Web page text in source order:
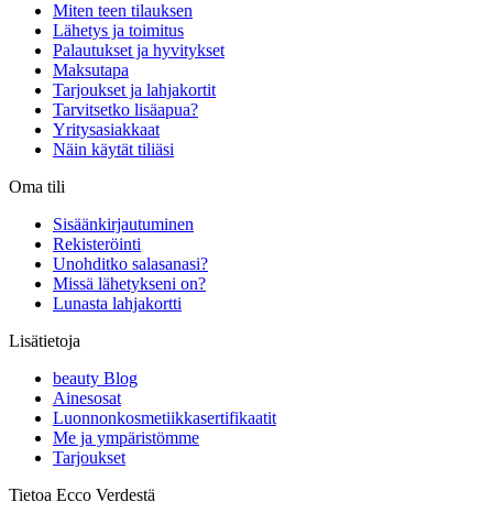
Miten teen tilauksen
Lähetys ja toimitus
Palautukset ja hyvitykset
Maksutapa
Tarjoukset ja lahjakortit
Tarvitsetko lisäapua?
Yritysasiakkaat
Näin käytät tiliäsi
Oma tili
Sisäänkirjautuminen
Rekisteröinti
Unohditko salasanasi?
Missä lähetykseni on?
Lunasta lahjakortti
Lisätietoja
beauty Blog
Ainesosat
Luonnonkosmetiikkasertifikaatit
Me ja ympäristömme
Tarjoukset
Tietoa Ecco Verdestä